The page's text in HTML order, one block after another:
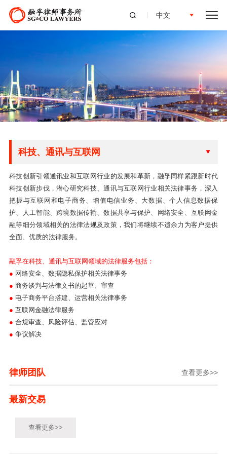
中文
科技、通讯与互联网
科技创新引领通讯业和互联网行业的发展和革新，融孚同样紧跟新时代
科技创新步伐，潜心研究科技、通讯与互联网行业相关法律事务，深入
把握与互联网和电子商务、增值电信业务、大数据、个人信息数据保
护、人工智能、跨境数据传输、数据共享与保护、网络安全、互联网金
融等细分领域相关的法律法规及政策，我们将继续不遗余力为客户提供
全面、优质的法律服务。
融孚在科技、通讯与互联网领域的法律服务包括：
● 网络安全、数据隐私保护相关法律事务
● 商务谈判与法律文书的起草、审查
● 电子商务平台搭建、运营相关法律事务
● 互联网金融法律服务
● 合规审查、风险评估、监管应对
● 争议解决
律师团队 查看更多>>
最新交易
查看更多>>